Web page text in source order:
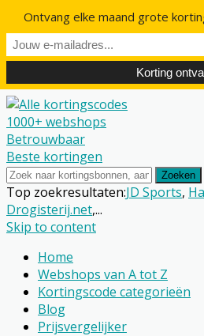
1000+ webshops
Betrouwbaar
Beste kortingen
Zoeken
Top zoekresultaten:JD Sports,
Drogisterij.net,...
Skip to content
Home
Webshops van A tot Z
Kortingscode categorieën
Blog
Prijsvergelijker
Ontvang elke maand grote